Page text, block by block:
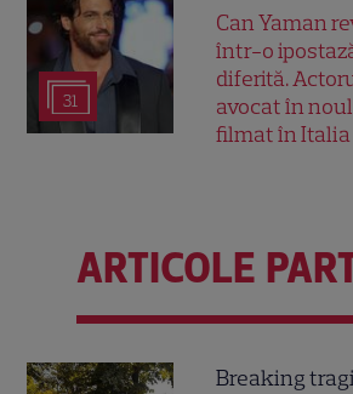
31
Can Yaman
într-o
diferită.
avocat în noul
filmat în Italia
ARTICOLE
Breaking